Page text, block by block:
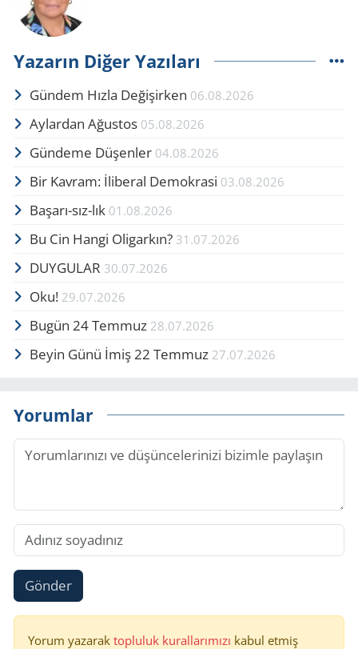
Yazarın Diğer Yazıları
Gündem Hızla Değişirken 06.08.2026
Aylardan Ağustos 05.08.2026
Gündeme Düşenler 04.08.2026
Bir Kavram: İliberal Demokrasi 03.08.2026
Başarı-sız-lık 01.08.2026
Bu Cin Hangi Oligarkın? 31.07.2026
DUYGULAR 30.07.2026
Oku! 29.07.2026
Bugün 24 Temmuz 28.07.2026
Beyin Günü İmiş 22 Temmuz 27.07.2026
Yorumlar
Gönder
Yorum yazarak topluluk kurallarımızı kabul etmiş